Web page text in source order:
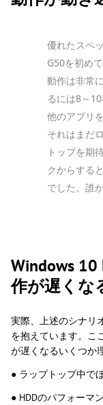
優れたスペ
G50を初め
動作は非常
るには8～
他のアプリ
それはまだ
トップを期
クからする
でした。誰
Windows
作が遅くな
実際、上述のシナリ
を抱えています。こ
が遅くなるいくつか
● ラップトップ中で
● HDDのパフォーマ